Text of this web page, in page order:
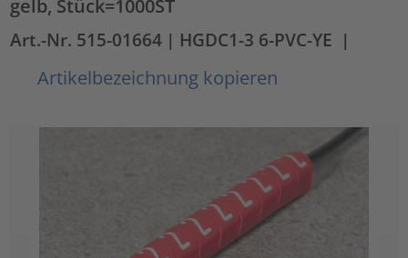
gelb, Stück=1000ST
Art.-Nr. 515-01664 | HGDC1-3 6-PVC-YE |
Artikelbezeichnung kopieren